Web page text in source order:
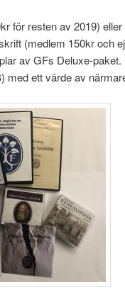
för resten av 2019)
(medlem 150kr och
av GFs Deluxe-
med ett värde av